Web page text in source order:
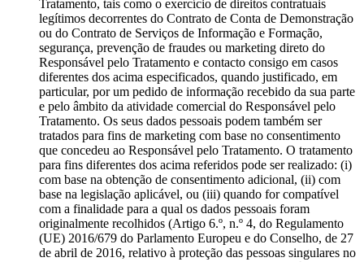
Tratamento, tais como o exercício de direitos contratuais
legítimos decorrentes do Contrato de Conta de Demonstração
ou do Contrato de Serviços de Informação e Formação,
segurança, prevenção de fraudes ou marketing direto do
Responsável pelo Tratamento e contacto consigo em casos
diferentes dos acima especificados, quando justificado, em
particular, por um pedido de informação recebido da sua parte
e pelo âmbito da atividade comercial do Responsável pelo
Tratamento. Os seus dados pessoais podem também ser
tratados para fins de marketing com base no consentimento
que concedeu ao Responsável pelo Tratamento. O tratamento
para fins diferentes dos acima referidos pode ser realizado: (i)
com base na obtenção de consentimento adicional, (ii) com
base na legislação aplicável, ou (iii) quando for compatível
com a finalidade para a qual os dados pessoais foram
originalmente recolhidos (Artigo 6.º, n.º 4, do Regulamento
(UE) 2016/679 do Parlamento Europeu e do Conselho, de 27
de abril de 2016, relativo à proteção das pessoas singulares no